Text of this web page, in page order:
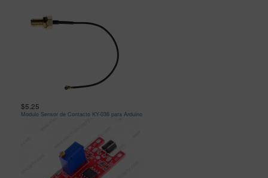
$5.25
Modulo Sensor de Contacto KY-036 para Arduino